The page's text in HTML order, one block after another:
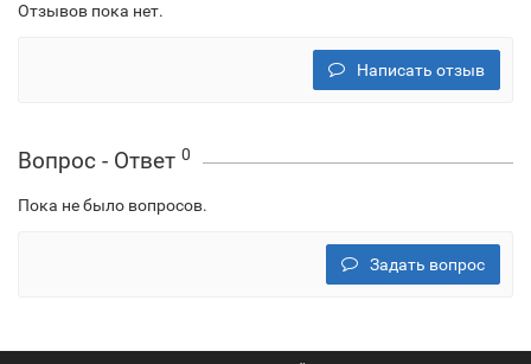
Отзывов пока нет.
Написать отзыв
Вопрос - Ответ 0
Пока не было вопросов.
Задать вопрос